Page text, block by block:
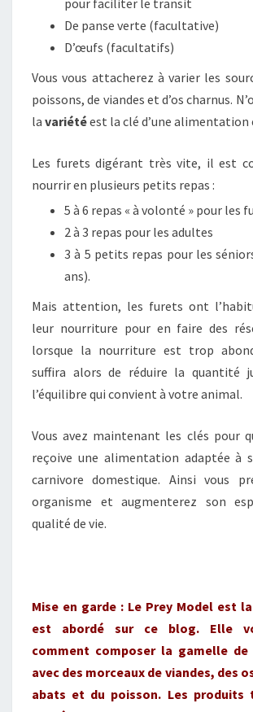
De panse verte (facultative)
D’œufs (facultatifs)
Vous vous attacherez à varier les
poissons, de viandes et d’os charnus.
la variétéest la clé d’une alimentation
Les furets digérant très vite, il est
nourrir en plusieurs petits repas :
5 à 6 repas « à volonté » pour les
2 à 3 repas pour les adultes
3 à 5 petits repas pour les
ans).
Mais attention, les furets ont
leur nourriture pour en faire des
lorsque la nourriture est trop
suffira alors de réduire la quantité
l’équilibre qui convient à votre animal.
Vous avez maintenant les clés pour
reçoive une alimentation adaptée à
carnivore domestique. Ainsi vous
organisme et augmenterez son
qualité de vie.
Mise en garde : Le Prey Model est
est abordé sur ce blog. Elle
comment composer la gamelle
avec des morceaux de viandes, des
abats et du poisson. Les